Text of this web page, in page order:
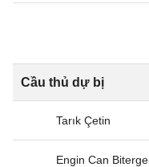
Cầu thủ dự bị
Tarık Çetin
Engin Can Biterge